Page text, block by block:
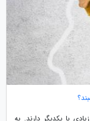
با یکدیگر دارند. به